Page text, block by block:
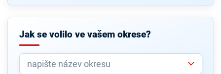
Jak se volilo ve vašem okrese?